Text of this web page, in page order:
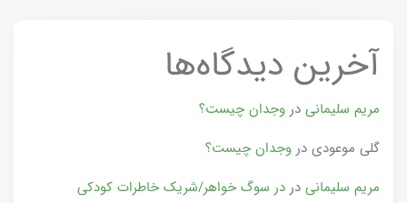
آخرین دیدگاه‌ها
مریم سلیمانی در وجدان چیست؟
گلی موعودی در وجدان چیست؟
مریم سلیمانی در در سوگ خواهر/شریک خاطرات کودکی